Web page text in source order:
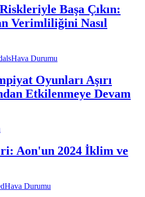
Başa Çıkın:
Verimliliğini Nasıl
Hava Durumu
Oyunları Aşırı
Etkilenmeye Devam
Aon'un 2024 İklim ve
Hava Durumu